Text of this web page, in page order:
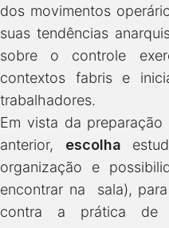
dos movimentos
suas tendências
sobre o controle
contextos fabris e
trabalhadores.
Em vista da
anterior, escolha
organização e
encontrar na sala),
contra a prática de